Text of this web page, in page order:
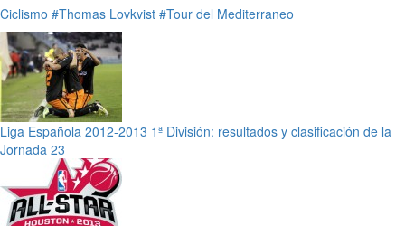
Ciclismo #Thomas Lovkvist #Tour del Mediterraneo
Liga Española 2012-2013 1ª División: resultados y clasificación de la
Jornada 23